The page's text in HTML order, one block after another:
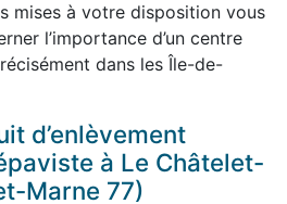
mises à votre disposition vous
l’importance d’un centre
dans les Île-de-
d’enlèvement
à Le Châtelet-
Marne 77)